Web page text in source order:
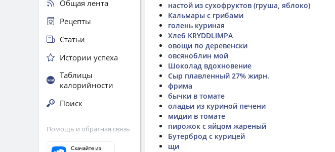
настой из сухофруктов (груша, яблоко)
Кальмары с грибами
голень куриная
Хлеб KRYDDLIMPA
овощи по деревенски
овсяноблин мой
Шоколад вдохновение
Сыр плавленный 27% жирн.
фрима
бычки в томате
оладьи из куриной печени
мидии в томате
пирожок с яйцом жареный
Бутерброд с курицей
щи
Общая лента
Рецепты
Статьи
Истории успеха
Таблицы
калорийности
Поиск
Помощь и обратная связь